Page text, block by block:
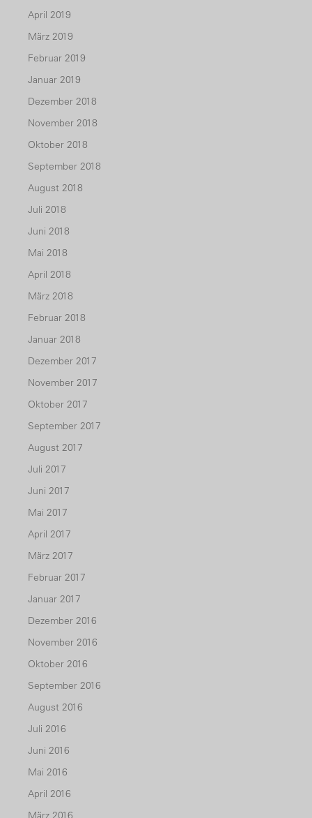
April 2019
März 2019
Februar 2019
Januar 2019
Dezember 2018
November 2018
Oktober 2018
September 2018
August 2018
Juli 2018
Juni 2018
Mai 2018
April 2018
März 2018
Februar 2018
Januar 2018
Dezember 2017
November 2017
Oktober 2017
September 2017
August 2017
Juli 2017
Juni 2017
Mai 2017
April 2017
März 2017
Februar 2017
Januar 2017
Dezember 2016
November 2016
Oktober 2016
September 2016
August 2016
Juli 2016
Juni 2016
Mai 2016
April 2016
März 2016